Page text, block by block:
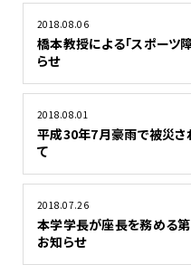
2018.08.06
橋本教授による「スポーツ
らせ
2018.08.01
平成30年7月豪雨で被災
て
2018.07.26
本学学長が座長を務める
お知らせ